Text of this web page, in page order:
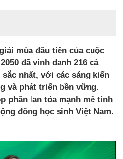
mùa đầu tiên của cuộc
đã vinh danh 216 cá
sắc nhất, với các sáng kiến
và phát triển bền vững.
phần lan tỏa mạnh mẽ tinh
đồng học sinh Việt Nam.